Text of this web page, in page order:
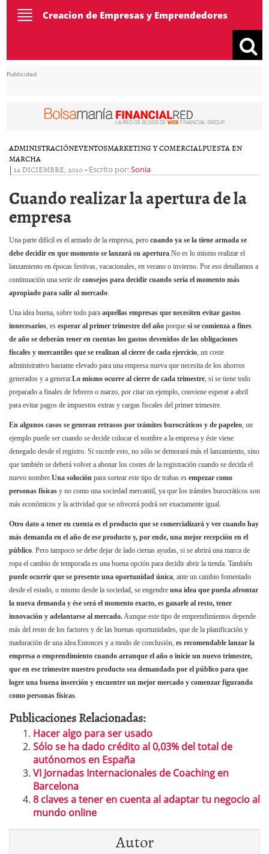
ToggleCreacion de Empresas y Emprendedores
Publicidad
ADMINISTRACIÓNEVENTOSMARKETING Y COMERCIALPUESTA EN
MARCHA
| 14 DICIEMBRE, 2010- Escrito por:Sonia
Cuando realizar la apertura de la
empresa
Una parte difícil es el armado de la empresa, pero cuando ya se la tiene armada se
debe decidir en que momento se lanzará su apertura.No es lo mismo realizar el
lanzamiento en épocas festivas, vacacionales, en verano o invierno. Por eso detallamos a
continuación una serie de consejos para decidir cuando sería el momento más
apropiado para salir al mercado.
Una idea buena, sobre todo para aquellas empresas que necesiten evitar gastos
innecesarios, es esperar al primer trimestre del año porque si se comienza a fines
de año se deberán tener en cuentas los gastos devenidos de las obligaciones
fiscales y mercantiles que se realizan al cierre de cada ejercicio, un coste
administrativo bastante elevado para una empresa nueva que necesita de los ahorros
generados y a generar.Lo mismo ocurre al cierre de cada trimestre, si se tiene todo
preparado a finales de febrero o marzo, por citar un ejemplo, conviene esperar a abril
para evitar pagos de impuestos extras y cargas fiscales del primer trimestre.
En algunos casos se generan retrasos por trámites burocráticos y de papeleo, un
ejemplo puede ser cuando se decide colocar el nombre a la empresa y éste viene
denegado desde el registro. Si sucede esto, no sólo se demorará más el lanzamiento, sino
que también se deberá volver a abonar los costes de la registración cuando se decida el
nuevo nombre.Una solución para sortear este tipo de trabas es empezar como
personas físicas y no como una sociedad mercantil, ya que los trámites burocráticos son
más económicos y la actividad que se ofrecerá podrá ser exactamente igual.
Otro dato a tener en cuenta es el producto que se comercializará y ver cuando hay
más demanda en el año de ese producto y, por ende, una mejor recepción en el
público. Pero tampoco se debe dejar de lado ciertas ayudas, si se abrirá una marca de
ropa el cambio de temporada es una buena opción para decidir abrir la tienda. También
puede ocurrir que se presente una oportunidad única, ante un cambio fomentado
desde el estado, o mismo desde la sociedad, se engendre una idea que pueda afrontar
la nueva demanda y ése será el momento exacto, es ganarle al resto, tener
innovación y adelantarse al mercado.Aunque este tipo de emprendimientos depende
más del resto de los factores y de las buenas oportunidades, que de la planificación y
maduración de una idea.Entonces y a modo de conclusión, es recomendable lanzar la
empresa o emprendimiento cuando arranque el año o inicie un nuevo trimestre,
que en ese trimestre nuestro producto sea demandado por el público para que
logre una buena inserción y encuentre un mejor mercado y comenzar figurando
como personas físicas.
Publicaciones Relacionadas:
Hacer algo para ser usado
Sólo se ha dado crédito al 0,03% del total de
autónomos en España
VI Jornadas Internacionales de Coaching en
Barcelona
8 claves a tener en cuenta al adaptar tu negocio al
mundo online
Autor